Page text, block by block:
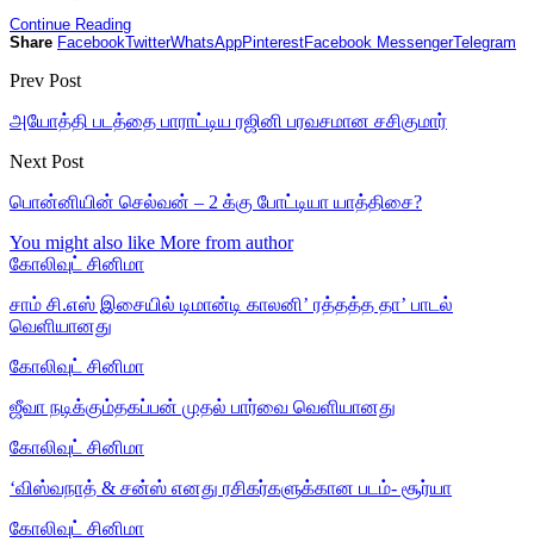
Continue Reading
Share FacebookTwitterWhatsAppPinterestFacebook MessengerTelegram
Prev Post
அயோத்தி படத்தை பாராட்டிய ரஜினி பரவசமான சசிகுமார்
Next Post
பொன்னியின் செல்வன் – 2 க்கு போட்டியா யாத்திசை?
You might also like More from author
கோலிவுட் சினிமா
சாம் சி.எஸ் இசையில் டிமான்டி காலனி’ ரத்தத்த தா’ பாடல்
வெளியானது
கோலிவுட் சினிமா
ஜீவா நடிக்கும்தகப்பன் முதல் பார்வை வெளியானது
கோலிவுட் சினிமா
‘விஸ்வநாத் & சன்ஸ் எனது ரசிகர்களுக்கான படம்- சூர்யா
கோலிவுட் சினிமா